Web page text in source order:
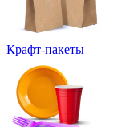
Крафт-пакеты